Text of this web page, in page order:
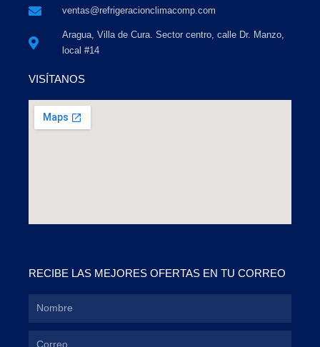
ventas@refrigeracionclimacomp.com
Aragua, Villa de Cura. Sector centro, calle Dr. Manzo,
local #14
VISÍTANOS
RECIBE LAS MEJORES OFERTAS EN TU CORREO